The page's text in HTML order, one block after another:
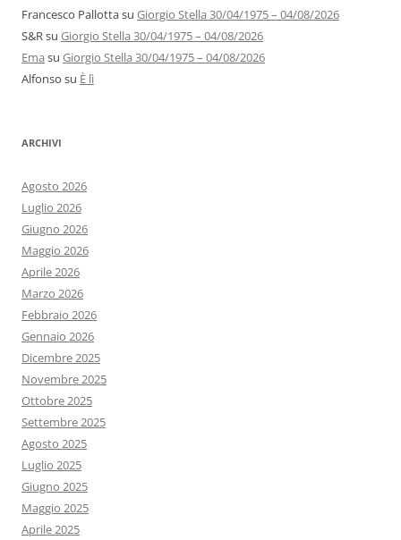
Francesco Pallottasu Giorgio Stella 30/04/1975 – 04/08/2026
S&Rsu Giorgio Stella 30/04/1975 – 04/08/2026
Ema su Giorgio Stella 30/04/1975 – 04/08/2026
Alfonso su È lì
ARCHIVI
Agosto 2026
Luglio 2026
Giugno 2026
Maggio 2026
Aprile 2026
Marzo 2026
Febbraio 2026
Gennaio 2026
Dicembre 2025
Novembre 2025
Ottobre 2025
Settembre 2025
Agosto 2025
Luglio 2025
Giugno 2025
Maggio 2025
Aprile 2025